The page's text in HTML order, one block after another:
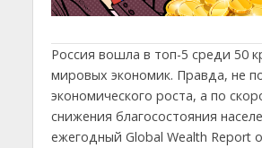
Россия вошла в топ-5 среди 50
мировых экономик. Правда, не
экономического роста, а по
снижения благосостояния
ежегодный Global Wealth Report